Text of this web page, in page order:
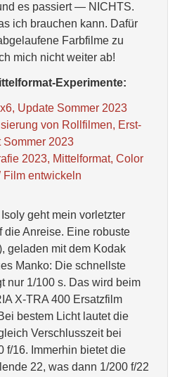
es passiert — NICHTS.
ich brauchen kann. Dafür
Farbfilme zu
mich nicht weiter ab!
Experimente:
Update Sommer 2023
von Rollfilmen, Erst-
Sommer 2023
2023, Mittelformat, Color
Film entwickeln
geht mein vorletzter
die Anreise. Eine robuste
geladen mit dem Kodak
Manko: Die schnellste
nur 1/100 s. Das wird beim
X-TRA 400 Ersatzfilm
bestem Licht lautet die
Verschlusszeit bei
f/16. Immerhin bietet die
22, was dann 1/200 f/22